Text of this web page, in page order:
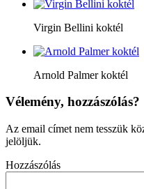
Virgin Bellini koktél
Arnold Palmer koktél
Vélemény, hozzászólás?
Az email címet nem tesszük
jelöljük.
Hozzászólás